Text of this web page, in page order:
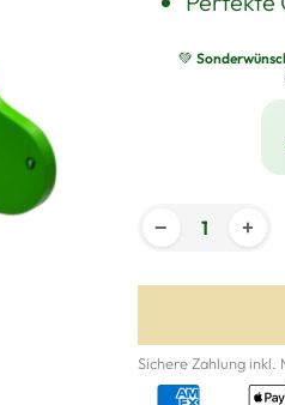
💚
− +
Sichere Zahlung inkl.